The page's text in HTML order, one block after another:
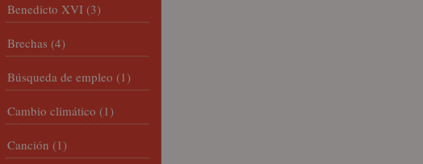
Benedicto XVI (3)
Brechas (4)
Búsqueda de empleo (1)
Cambio climático (1)
Canción (1)